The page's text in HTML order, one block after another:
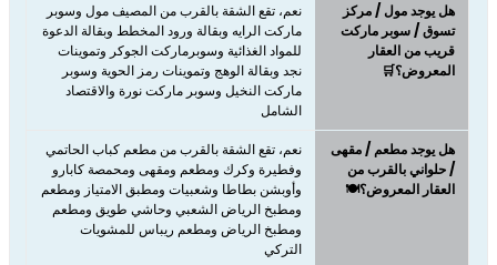
هل يوجد مول / مركز
تسوق / سوبر ماركت
قريب من العقار
المعروض؟🛒
نعم، تقع الشقة بالقرب من المصيف مول وسوبر
ماركت الرايه وبقالة ورود المخطط وبقالة الدعوة
للمواد الغذائية وسوبرماركت الجوكر وتموينات
نجد وبقالة الوهج وتموينات رمز الحوية وسوبر
ماركت النخيل وسوبر ماركت نورة والاقتصاد
الشامل
هل يوجد مطعم / مقهى
/ حلواني بالقرب من
العقار المعروض؟🍽️
نعم، تقع الشقة بالقرب من مطعم كباب الحاتمي
وفطيرة وكرك ومطعم ومقهى ومحمصة كابارو
وأوبشن بطاطا وشعبيات ومطبق الامتياز ومطعم
ومطبخ الرياض الشعبي وحاشي طويق ومطعم
ومطبخ الرياض ومطعم ريباس للمشويات
التركي